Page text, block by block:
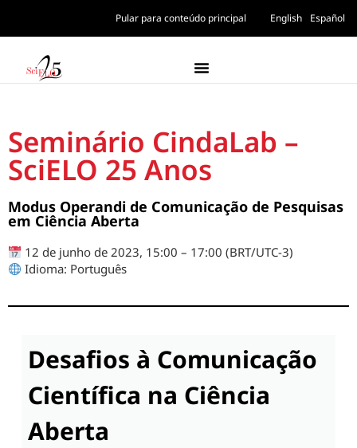
Pular para conteúdo principal English Español
Seminário CindaLab –
SciELO 25 Anos
Modus Operandi de Comunicação de Pesquisas
em Ciência Aberta
12 de junho de 2023, 15:00 – 17:00 (BRT/UTC-3)
Idioma: Português
Desafios à Comunicação
Científica na Ciência
Aberta